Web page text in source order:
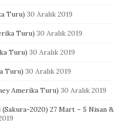
Turu) 30 Aralık 2019
Turu) 30 Aralık 2019
Turu) 30 Aralık 2019
Turu) 30 Aralık 2019
Amerika Turu) 30 Aralık 2019
(Sakura-2020) 27 Mart – 5 Nisan &